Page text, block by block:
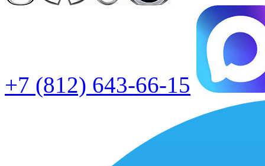
+7 (812) 643-66-15